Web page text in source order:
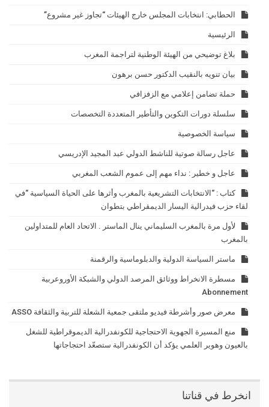
الحطابي: انتخابات المجلس خارج الهيئات “تجاوز غير مشروع”
الرئيسية
بلاغ توضيحي من الهيئة الوطنية لتراجمة المغرب
بيان تنويه بالنقيب الدكتور حسن برهون
حملة تضامن إعلامي مع الزفزافي
سلسلة دورات التكوين والتأطير المتعددة التخصصات
سياسة الخصوصية
عاجل رسالة صوتية للناشط الدولي عبد المجيد الإدريسي
عاجل و خطير : نداء مهم إلى عموم الشعب المغربي
كتاب : “الانتخابات التشريعية بالمغرب وأثرها على الحياة السياسية “في
لقاء حزب فيدرالية اليسار الديمقراطي بتطوان
لأول مرة بالمغرب السليماني ينال الماستر . الاتحاد العام للمتداولين
بالمغرب
ماستر السياسة الدولية والدبلوماسية والرقمنة
مسطرة الانخراط ووثائق المرصد الدولي والشبكة الأوروعربية
Abonnement
معرض صور وأشرطة فيديو ملتقى جمعية الشعلة للتربية والثقافة ASSO
منع المسيرة الجهوية الاحتجاجية للكونفدرالية الديموقراطية للشغل
بالعيون وهوير العلمي يؤكد أن الكونفدرالية ستصعّد احتجاجاتها
انخرط في قناتنا